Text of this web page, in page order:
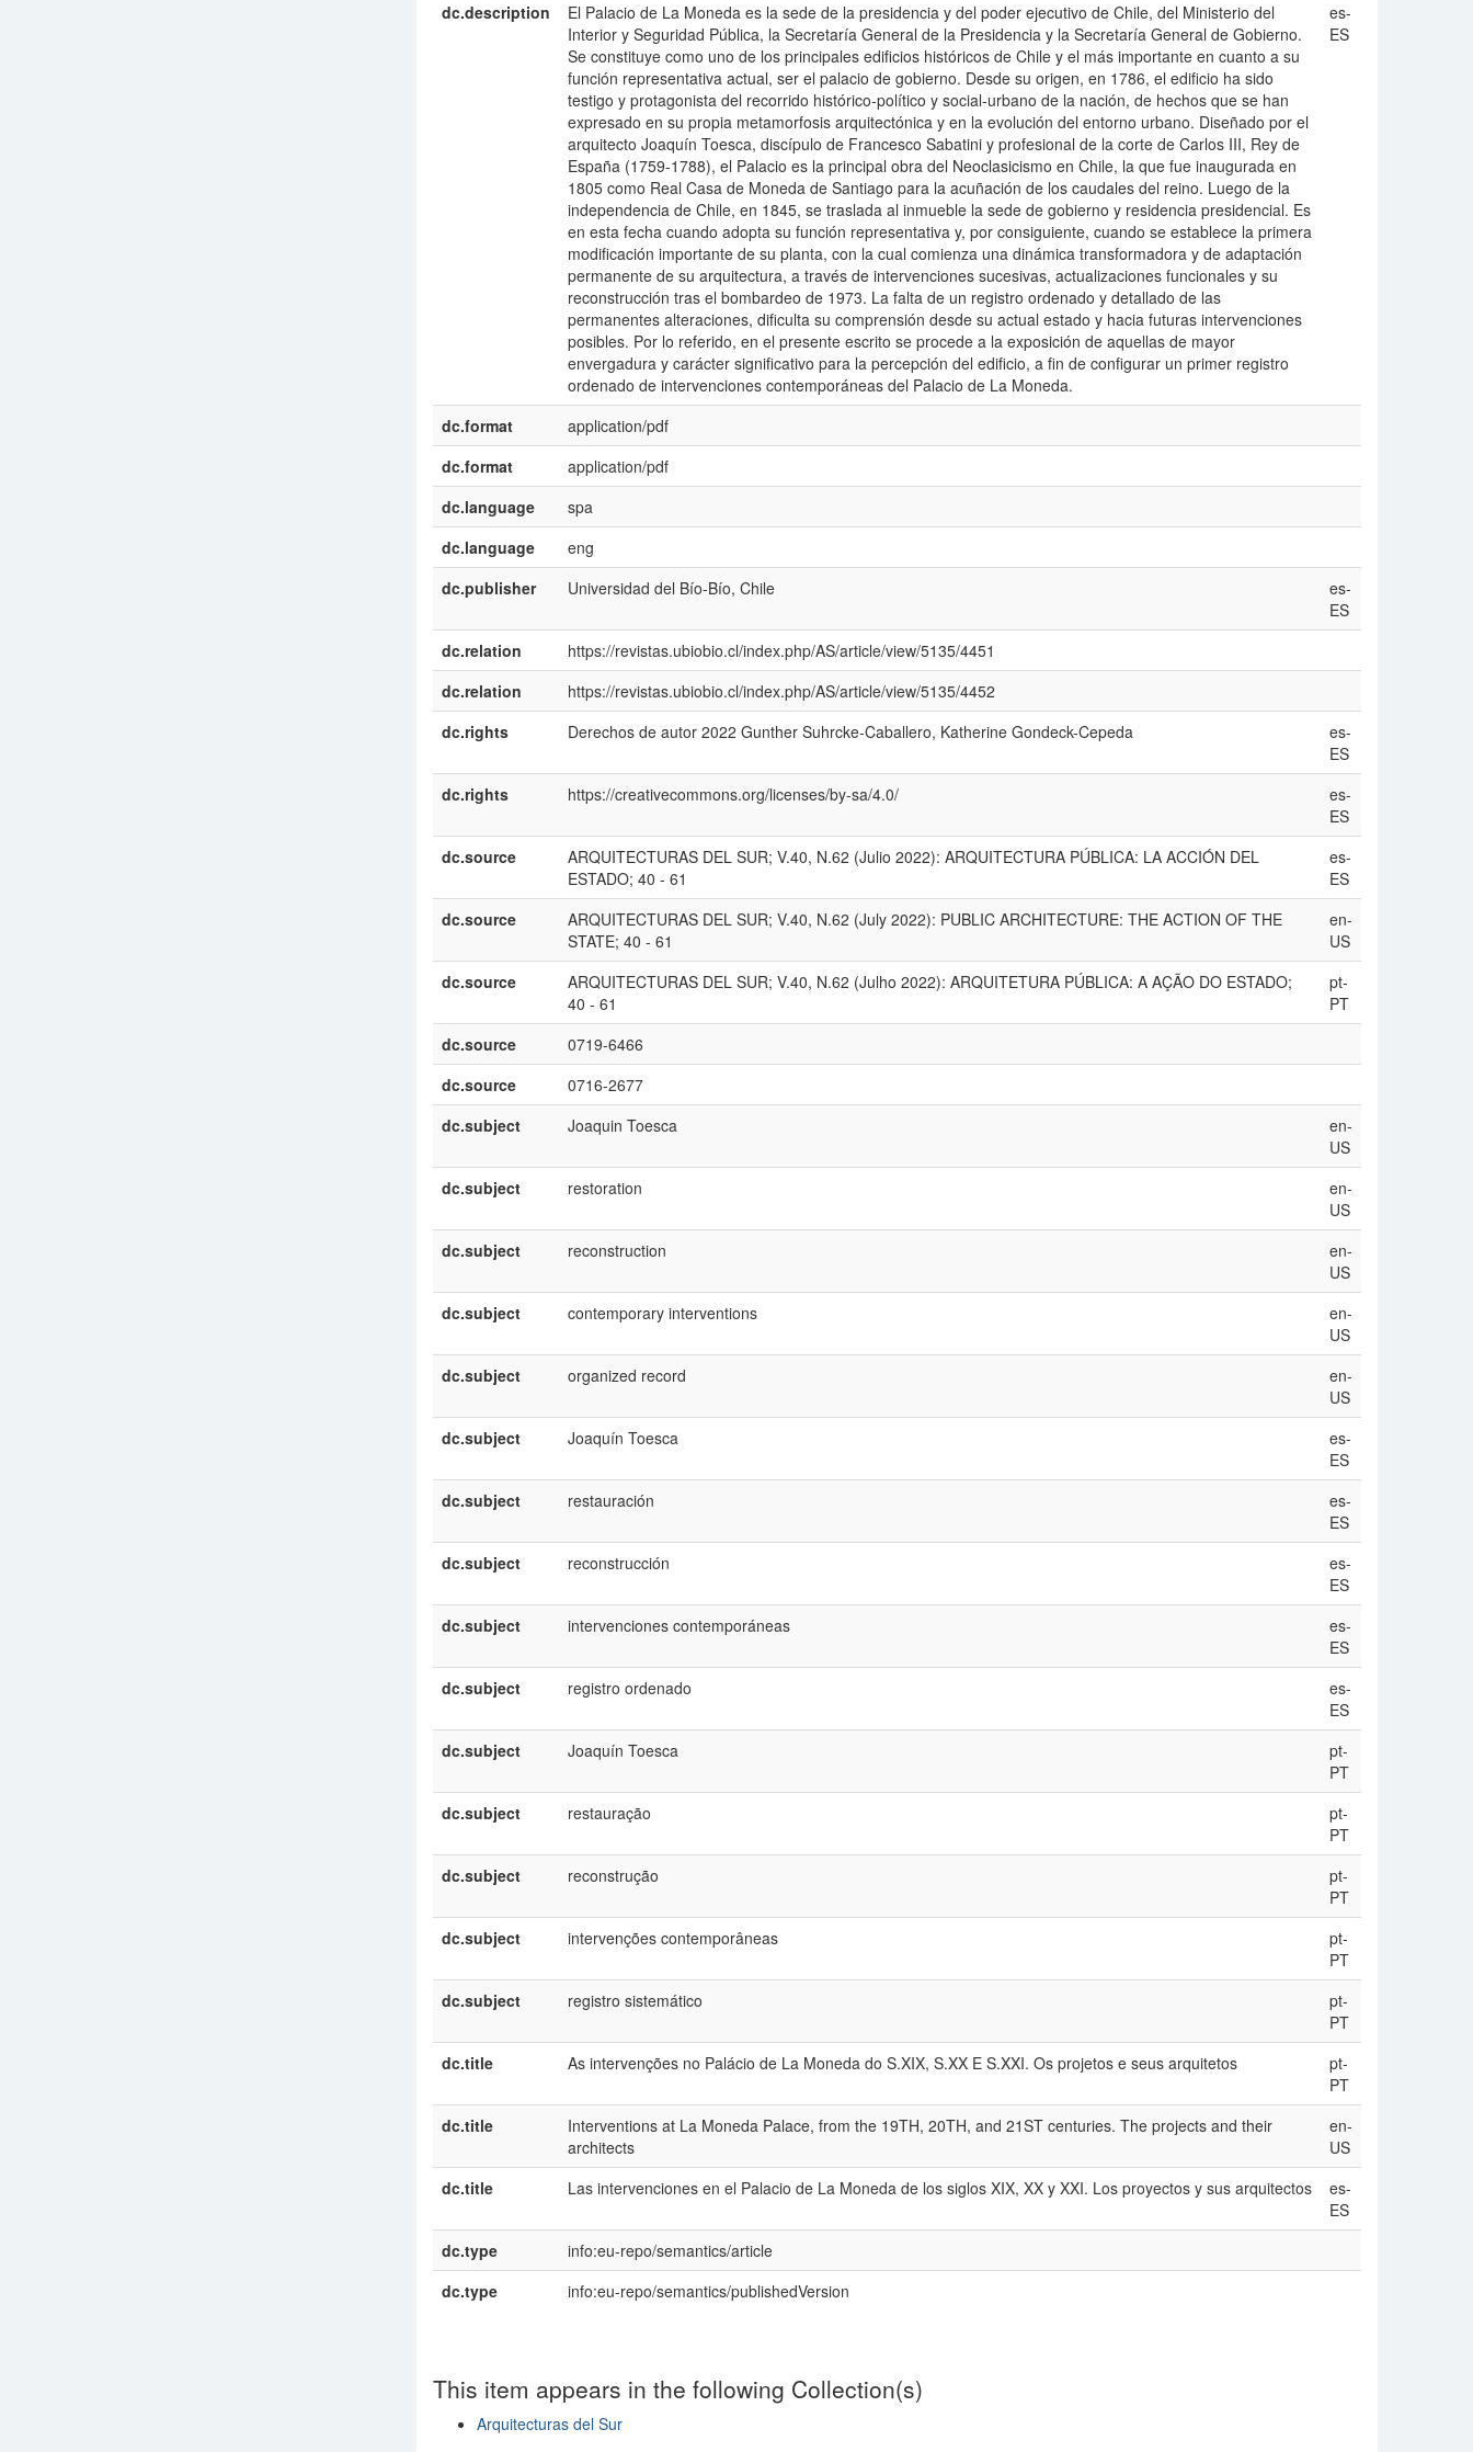
dc.description
El Palacio de La Moneda es la sede de la presidencia y del poder ejecutivo de Chile, del Ministerio del
Interior y Seguridad Pública, la Secretaría General de la Presidencia y la Secretaría General de Gobierno.
Se constituye como uno de los principales edificios históricos de Chile y el más importante en cuanto a su
función representativa actual, ser el palacio de gobierno. Desde su origen, en 1786, el edificio ha sido
testigo y protagonista del recorrido histórico-político y social-urbano de la nación, de hechos que se han
expresado en su propia metamorfosis arquitectónica y en la evolución del entorno urbano. Diseñado por el
arquitecto Joaquín Toesca, discípulo de Francesco Sabatini y profesional de la corte de Carlos III, Rey de
España (1759-1788), el Palacio es la principal obra del Neoclasicismo en Chile, la que fue inaugurada en
1805 como Real Casa de Moneda de Santiago para la acuñación de los caudales del reino. Luego de la
independencia de Chile, en 1845, se traslada al inmueble la sede de gobierno y residencia presidencial. Es
en esta fecha cuando adopta su función representativa y, por consiguiente, cuando se establece la primera
modificación importante de su planta, con la cual comienza una dinámica transformadora y de adaptación
permanente de su arquitectura, a través de intervenciones sucesivas, actualizaciones funcionales y su
reconstrucción tras el bombardeo de 1973. La falta de un registro ordenado y detallado de las
permanentes alteraciones, dificulta su comprensión desde su actual estado y hacia futuras intervenciones
posibles. Por lo referido, en el presente escrito se procede a la exposición de aquellas de mayor
envergadura y carácter significativo para la percepción del edificio, a fin de configurar un primer registro
ordenado de intervenciones contemporáneas del Palacio de La Moneda.
es-
ES
dc.format
application/pdf
dc.format
application/pdf
dc.language
spa
dc.language
eng
dc.publisher
Universidad del Bío-Bío, Chile
es-
ES
dc.relation
https://revistas.ubiobio.cl/index.php/AS/article/view/5135/4451
dc.relation
https://revistas.ubiobio.cl/index.php/AS/article/view/5135/4452
dc.rights
Derechos de autor 2022 Gunther Suhrcke-Caballero, Katherine Gondeck-Cepeda
es-
ES
dc.rights
https://creativecommons.org/licenses/by-sa/4.0/
es-
ES
dc.source
ARQUITECTURAS DEL SUR; V.40, N.62 (Julio 2022): ARQUITECTURA PÚBLICA: LA ACCIÓN DEL
ESTADO; 40 - 61
es-
ES
dc.source
ARQUITECTURAS DEL SUR; V.40, N.62 (July 2022): PUBLIC ARCHITECTURE: THE ACTION OF THE
STATE; 40 - 61
en-
US
dc.source
ARQUITECTURAS DEL SUR; V.40, N.62 (Julho 2022): ARQUITETURA PÚBLICA: A AÇÃO DO ESTADO;
40 - 61
pt-
PT
dc.source
0719-6466
dc.source
0716-2677
dc.subject
Joaquin Toesca
en-
US
dc.subject
restoration
en-
US
dc.subject
reconstruction
en-
US
dc.subject
contemporary interventions
en-
US
dc.subject
organized record
en-
US
dc.subject
Joaquín Toesca
es-
ES
dc.subject
restauración
es-
ES
dc.subject
reconstrucción
es-
ES
dc.subject
intervenciones contemporáneas
es-
ES
dc.subject
registro ordenado
es-
ES
dc.subject
Joaquín Toesca
pt-
PT
dc.subject
restauração
pt-
PT
dc.subject
reconstrução
pt-
PT
dc.subject
intervenções contemporâneas
pt-
PT
dc.subject
registro sistemático
pt-
PT
dc.title
As intervenções no Palácio de La Moneda do S.XIX, S.XX E S.XXI. Os projetos e seus arquitetos
pt-
PT
dc.title
Interventions at La Moneda Palace, from the 19TH, 20TH, and 21ST centuries. The projects and their
architects
en-
US
dc.title
Las intervenciones en el Palacio de La Moneda de los siglos XIX, XX y XXI. Los proyectos y sus arquitectos
es-
ES
dc.type
info:eu-repo/semantics/article
dc.type
info:eu-repo/semantics/publishedVersion
This item appears in the following Collection(s)
Arquitecturas del Sur